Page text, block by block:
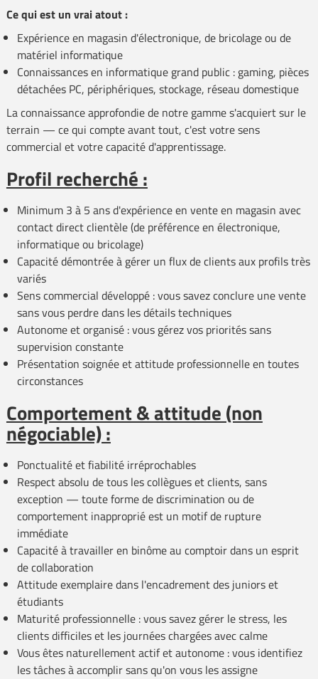
Ce qui est un vrai atout :
Expérience en magasin d'électronique, de bricolage ou de
matériel informatique
Connaissances en informatique grand public : gaming, pièces
détachées PC, périphériques, stockage, réseau domestique
La connaissance approfondie de notre gamme s'acquiert sur le
terrain — ce qui compte avant tout, c'est votre sens
commercial et votre capacité d'apprentissage.
Profil recherché :
Minimum 3 à 5 ans d'expérience en vente en magasin avec
contact direct clientèle (de préférence en électronique,
informatique ou bricolage)
Capacité démontrée à gérer un flux de clients aux profils très
variés
Sens commercial développé : vous savez conclure une vente
sans vous perdre dans les détails techniques
Autonome et organisé : vous gérez vos priorités sans
supervision constante
Présentation soignée et attitude professionnelle en toutes
circonstances
Comportement & attitude (non
négociable) :
Ponctualité et fiabilité irréprochables
Respect absolu de tous les collègues et clients, sans
exception — toute forme de discrimination ou de
comportement inapproprié est un motif de rupture
immédiate
Capacité à travailler en binôme au comptoir dans un esprit
de collaboration
Attitude exemplaire dans l'encadrement des juniors et
étudiants
Maturité professionnelle : vous savez gérer le stress, les
clients difficiles et les journées chargées avec calme
Vous êtes naturellement actif et autonome : vous identifiez
les tâches à accomplir sans qu'on vous les assigne